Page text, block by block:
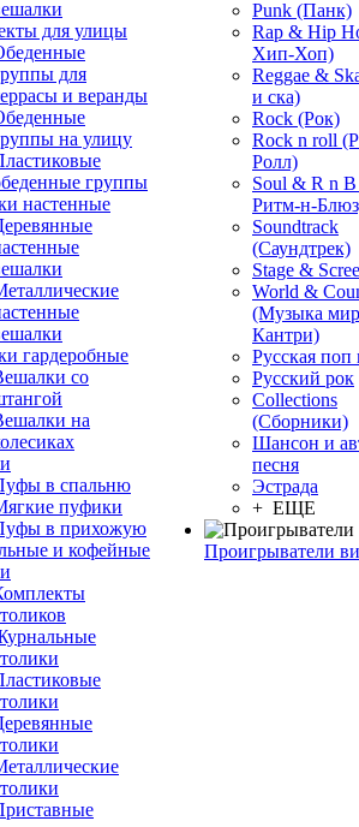
для улицы
для
и веранды
на улицу
группы
настенные
гардеробные
со
на
в спальню
пуфики
в прихожую
и кофейные
Punk (Панк)
Rap & Hip
Хип-Хоп)
Reggae &
и ска)
Rock (Рок)
Rock n roll
Ролл)
Soul & R n
Ритм-н-
Soundtrack
(Саундтрек)
Stage &
World &
(Музыка
Кантри)
Русская поп
Русский рок
Сollections
(Сборники)
Шансон и
песня
Эстрада
+ ЕЩЕ
Проигрыватели